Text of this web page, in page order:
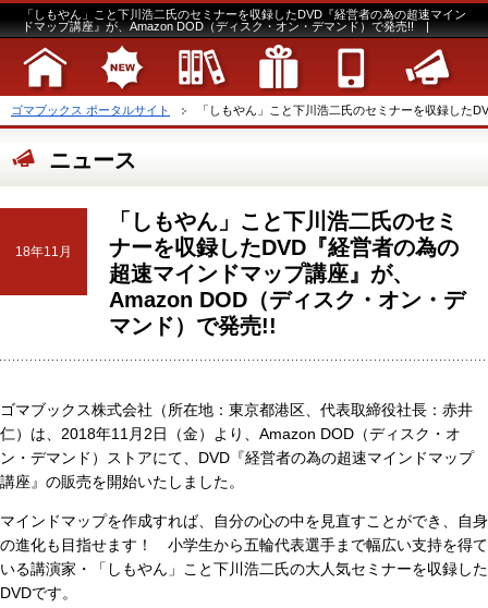
「しもやん」こと下川浩二氏のセミナーを収録したDVD『経営者の為の超速マイン
ドマップ講座』が、Amazon DOD（ディスク・オン・デマンド）で発売!! |
ゴマブックス ポータルサイト 「しもやん」こと下川浩二氏のセミナーを収録した
ニュース
18年11月
「しもやん」こと下川浩二氏のセミ
ナーを収録したDVD『経営者の為の
超速マインドマップ講座』が、
Amazon DOD（ディスク・オン・デ
マンド）で発売!!
ゴマブックス株式会社（所在地：東京都港区、代表取締役社長：赤井
仁）は、2018年11月2日（金）より、Amazon DOD（ディスク・オ
ン・デマンド）ストアにて、DVD『経営者の為の超速マインドマップ
講座』の販売を開始いたしました。
マインドマップを作成すれば、自分の心の中を見直すことができ、自身
の進化も目指せます！ 小学生から五輪代表選手まで幅広い支持を得て
いる講演家・「しもやん」こと下川浩二氏の大人気セミナーを収録した
DVDです。